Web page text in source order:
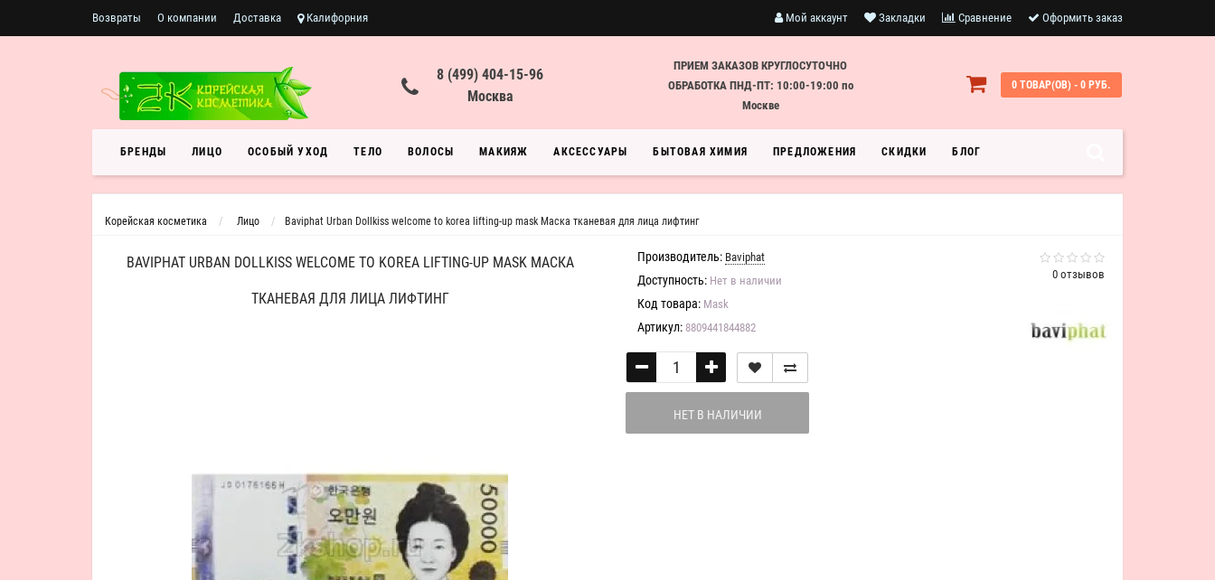
Возвраты О компании Доставка Калифорния Мой аккаунт Закладки Сравнение Оформить заказ
8 (499) 404-15-96
Москва
ПРИЕМ ЗАКАЗОВ КРУГЛОСУТОЧНО
ОБРАБОТКА ПНД-ПТ: 10:00-19:00 по
Москве
0 ТОВАР(ОВ) - 0 РУБ.
БРЕНДЫ ЛИЦО ОСОБЫЙ УХОД ТЕЛО ВОЛОСЫ МАКИЯЖ АКСЕССУАРЫ БЫТОВАЯ ХИМИЯ ПРЕДЛОЖЕНИЯ СКИДКИ БЛОГ
Корейская косметика Лицо Baviphat Urban Dollkiss welcome to korea lifting-up mask Маска тканевая для лица лифтинг
BAVIPHAT URBAN DOLLKISS WELCOME TO KOREA LIFTING-UP MASK МАСКА
ТКАНЕВАЯ ДЛЯ ЛИЦА ЛИФТИНГ
0 отзывов
Производитель: Baviphat
Доступность: Нет в наличии
Код товара: Mask
Артикул: 8809441844882
НЕТ В НАЛИЧИИ